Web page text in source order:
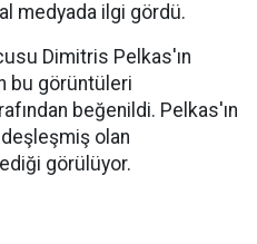
medyada ilgi gördü.
Dimitris Pelkas'ın
bu görüntüleri
beğenildi. Pelkas'ın
olan
görülüyor.